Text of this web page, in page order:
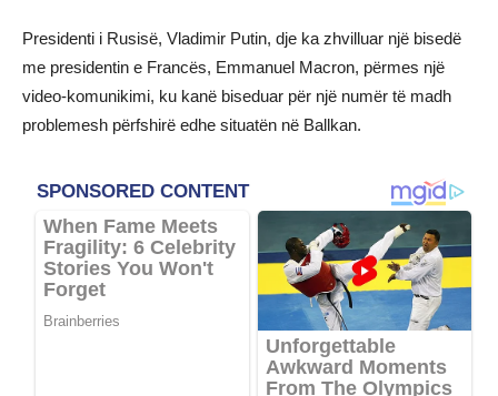
Presidenti i Rusisë, Vladimir Putin, dje ka zhvilluar një bisedë
me presidentin e Francës, Emmanuel Macron, përmes një
video-komunikimi, ku kanë biseduar për një numër të madh
problemesh përfshirë edhe situatën në Ballkan.